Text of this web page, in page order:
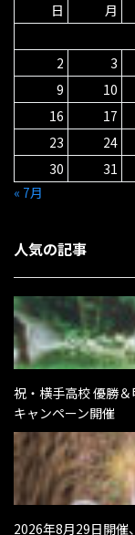
日
月
2
3
9
10
16
17
23
24
30
31
« 7月
人気の記事
祝・横手高校 優勝＆
キャンペーン開催
2026年8月29日開催